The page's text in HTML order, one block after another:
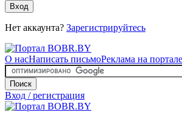
Вход
Нет аккаунта? Зарегистрируйтесь
О насНаписать письмоРеклама на портале
Поиск
Вход / регистрация